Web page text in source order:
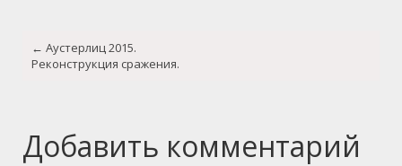
navigation
← Аустерлиц 2015.
Реконструкция сражения.
Добавить комментарий